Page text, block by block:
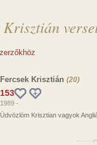
Krisztián
Fercsek Krisztián (20)
153
1989 -
Üdvözlöm Krisztian vagyok